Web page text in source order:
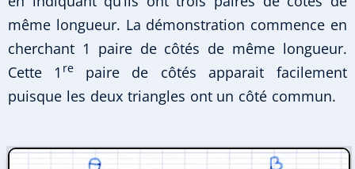
même longueur. La démonstration commence en
cherchant 1 paire de côtés de même longueur.
Cette 1 repaire de côtés apparait facilement
puisque les deux triangles ont un côté commun.